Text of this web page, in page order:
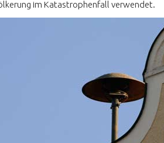
im Katastrophenfall verwendet.